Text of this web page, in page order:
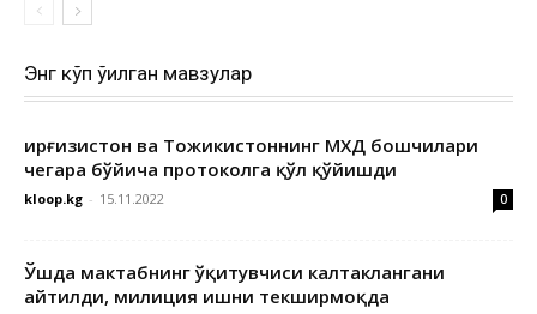
Энг кўп ўқилган мавзулар
Қирғизистон ва Тожикистоннинг МХДҚ бошчилари
чегара бўйича протоколга қўл қўйишди
kloop.kg - 15.11.2022 0
Ўшда мактабнинг ўқитувчиси калтаклангани
айтилди, милиция ишни текширмоқда